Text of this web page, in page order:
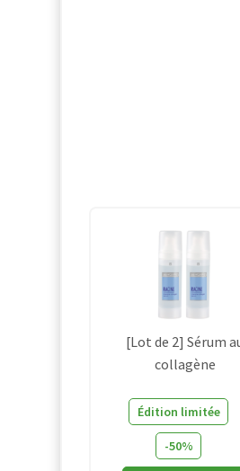
[Lot de 2] Sérum
collagène
Édition limitée
-50%